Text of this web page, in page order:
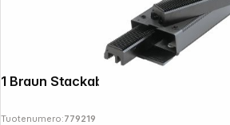
Tuotenumero:779219